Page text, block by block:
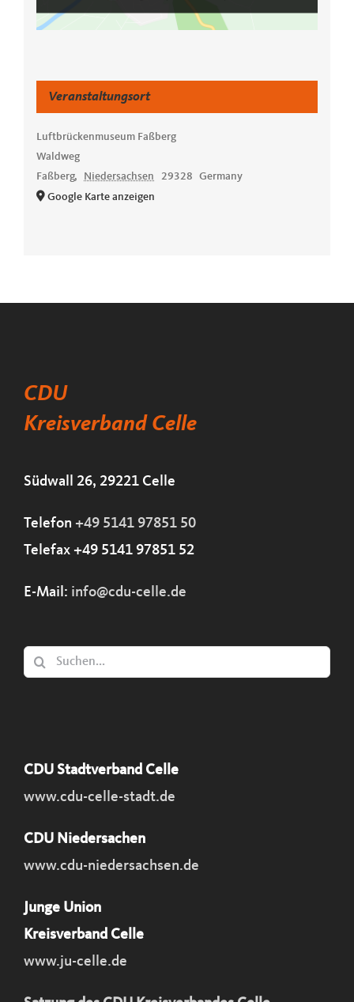
Veranstaltungsort
Luftbrückenmuseum Faßberg
Waldweg
Faßberg, Niedersachsen 29328
Germany
Google Karte anzeigen
CDU
Kreisverband Celle
Südwall 26, 29221 Celle
Telefon +49 5141 97851 50
Telefax +49 5141 97851 52
E-Mail: info@cdu-celle.de
Suche
CDU Stadtverband Celle
www.cdu-celle-stadt.de
CDU Niedersachen
www.cdu-niedersachsen.de
Junge Union
Kreisverband Celle
www.ju-celle.de